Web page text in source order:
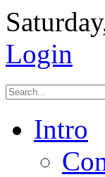
Login
Intro